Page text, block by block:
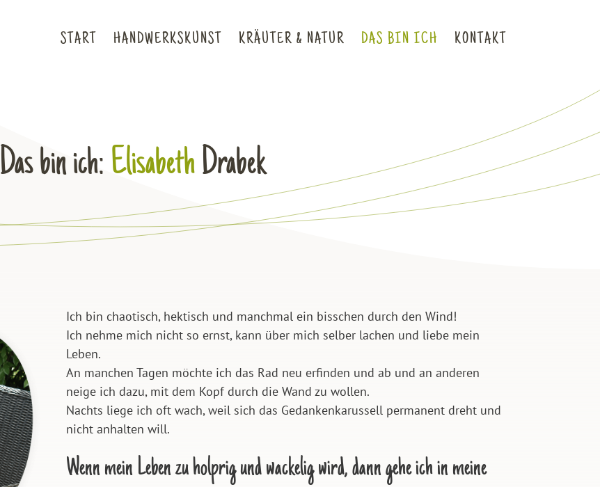
START HANDWERKSKUNST KRÄUTER & NATUR DAS BIN ICH KONTAKT
Das bin ich: ElisabethDrabek
Ich bin chaotisch, hektisch und manchmal ein bisschen durch den Wind!
Ich nehme mich nicht so ernst, kann über mich selber lachen und liebe mein
Leben.
An manchen Tagen möchte ich das Rad neu erfinden und ab und an anderen
neige ich dazu, mit dem Kopf durch die Wand zu wollen.
Nachts liege ich oft wach, weil sich das Gedankenkarussell permanent dreht und
nicht anhalten will.
Wenn mein Leben zu holprig und wackelig wird, dann gehe ich in meine